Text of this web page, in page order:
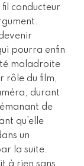
conducteur
pourra enfin
maladroite
rôle du film,
durant
de
qu’elle
un
la suite.